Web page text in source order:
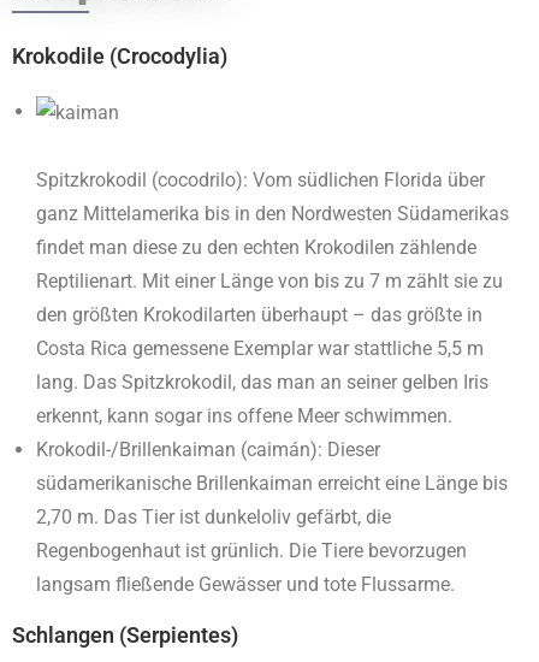
Krokodile (Crocodylia)
Spitzkrokodil (cocodrilo): Vom südlichen Florida über
ganz Mittelamerika bis in den Nordwesten Südamerikas
findet man diese zu den echten Krokodilen zählende
Reptilienart. Mit einer Länge von bis zu 7 m zählt sie zu
den größten Krokodilarten überhaupt – das größte in
Costa Rica gemessene Exemplar war stattliche 5,5 m
lang. Das Spitzkrokodil, das man an seiner gelben Iris
erkennt, kann sogar ins offene Meer schwimmen.
Krokodil-/Brillenkaiman (caimán): Dieser
südamerikanische Brillenkaiman erreicht eine Länge bis
2,70 m. Das Tier ist dunkeloliv gefärbt, die
Regenbogenhaut ist grünlich. Die Tiere bevorzugen
langsam fließende Gewässer und tote Flussarme.
Schlangen (Serpientes)